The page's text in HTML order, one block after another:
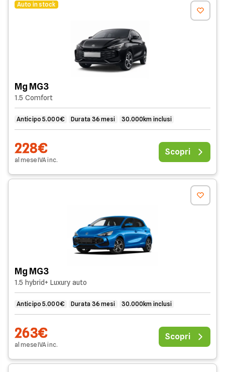
Auto in stock
Mg MG3
1.5 Comfort
Anticipo 5.000€ Durata 36 mesi 30.000km inclusi
228€
al meseIVAinc.
Scopri
Mg MG3
1.5 hybrid+ Luxury auto
Anticipo 5.000€ Durata 36 mesi 30.000km inclusi
263€
al meseIVAinc.
Scopri